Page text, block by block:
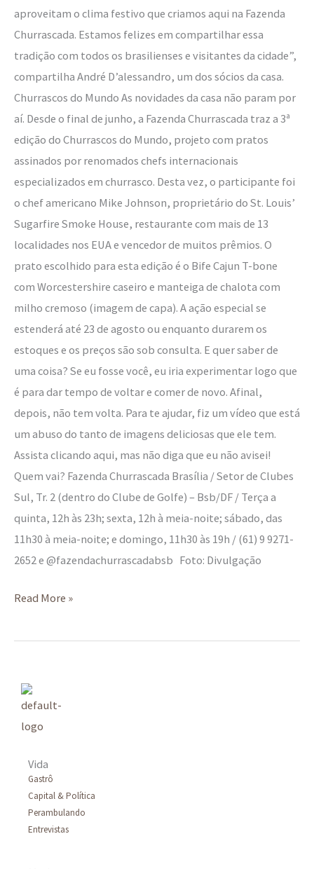
aproveitam o clima festivo que criamos aqui na Fazenda
Churrascada. Estamos felizes em compartilhar essa
tradição com todos os brasilienses e visitantes da cidade”,
compartilha André D’alessandro, um dos sócios da casa.
Churrascos do Mundo As novidades da casa não param por
aí. Desde o final de junho, a Fazenda Churrascada traz a 3ª
edição do Churrascos do Mundo, projeto com pratos
assinados por renomados chefs internacionais
especializados em churrasco. Desta vez, o participante foi
o chef americano Mike Johnson, proprietário do St. Louis’
Sugarfire Smoke House, restaurante com mais de 13
localidades nos EUA e vencedor de muitos prêmios. O
prato escolhido para esta edição é o Bife Cajun T-bone
com Worcestershire caseiro e manteiga de chalota com
milho cremoso (imagem de capa). A ação especial se
estenderá até 23 de agosto ou enquanto durarem os
estoques e os preços são sob consulta. E quer saber de
uma coisa? Se eu fosse você, eu iria experimentar logo que
é para dar tempo de voltar e comer de novo. Afinal,
depois, não tem volta. Para te ajudar, fiz um vídeo que está
um abuso do tanto de imagens deliciosas que ele tem.
Assista clicando aqui, mas não diga que eu não avisei!
Quem vai? Fazenda Churrascada Brasília / Setor de Clubes
Sul, Tr. 2 (dentro do Clube de Golfe) – Bsb/DF / Terça a
quinta, 12h às 23h; sexta, 12h à meia-noite; sábado, das
11h30 à meia-noite; e domingo, 11h30 às 19h / (61) 9 9271-
2652 e @fazendachurrascadabsb Foto: Divulgação
Read More »
Vida
Gastrô
Capital & Política
Perambulando
Entrevistas